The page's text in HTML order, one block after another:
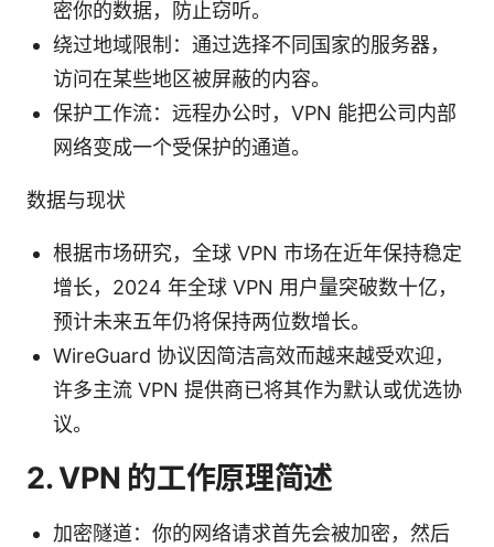
密你的数据，防止窃听。
绕过地域限制：通过选择不同国家的服务器，
访问在某些地区被屏蔽的内容。
保护工作流：远程办公时，VPN 能把公司内部
网络变成一个受保护的通道。
数据与现状
根据市场研究，全球 VPN 市场在近年保持稳定
增长，2024 年全球 VPN 用户量突破数十亿，
预计未来五年仍将保持两位数增长。
WireGuard 协议因简洁高效而越来越受欢迎，
许多主流 VPN 提供商已将其作为默认或优选协
议。
2. VPN 的工作原理简述
加密隧道：你的网络请求首先会被加密，然后